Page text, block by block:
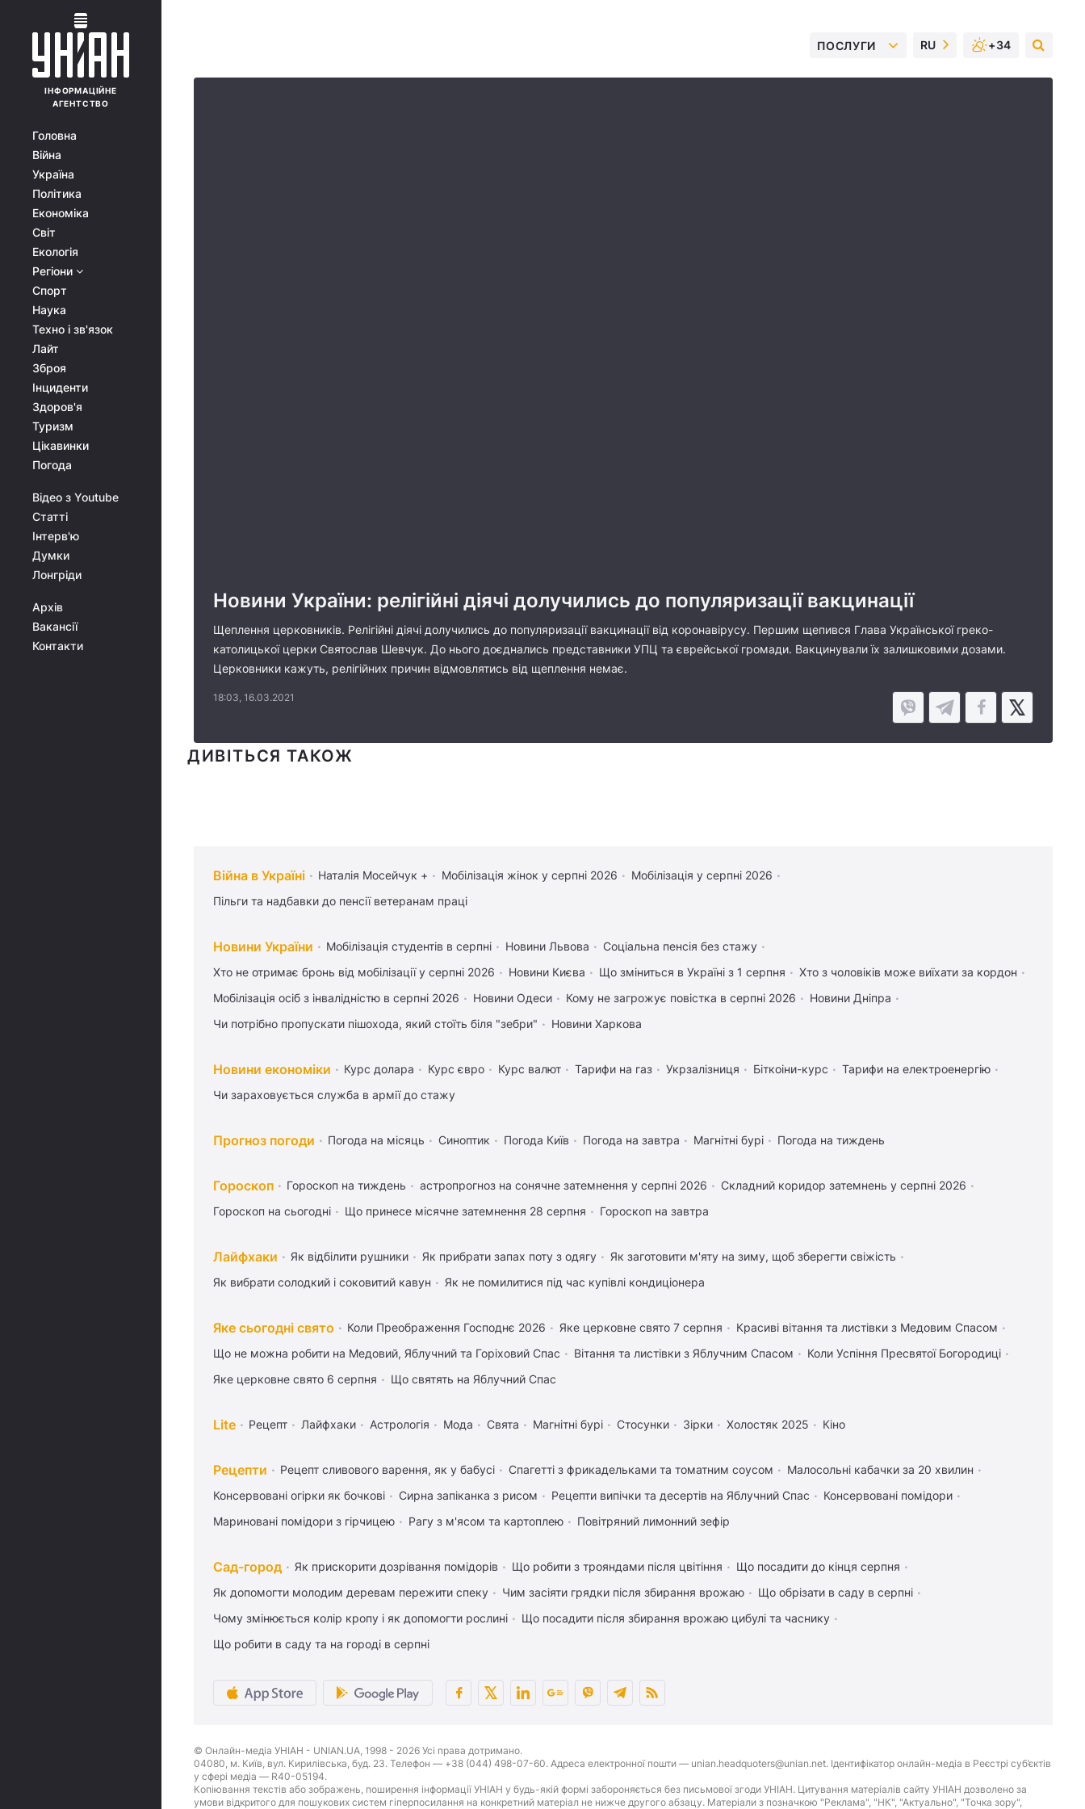
ІНФОРМАЦІЙНЕ
АГЕНТСТВО
Головна
Війна
Україна
Політика
Економіка
Світ
Екологія
Регіони
Спорт
Наука
Техно і зв'язок
Лайт
Зброя
Інциденти
Здоров'я
Туризм
Цікавинки
Погода
Відео з Youtube
Статті
Інтерв'ю
Думки
Лонгріди
Архів
Вакансії
Контакти
ПОСЛУГИ RU +34
Новини України: релігійні діячі долучились до популяризації вакцинації
Щеплення церковників. Релігійні діячі долучились до популяризації вакцинації від коронавірусу. Першим щепився Глава Української греко-
католицької церки Святослав Шевчук. До нього доєднались представники УПЦ та єврейської громади. Вакцинували їх залишковими дозами.
Церковники кажуть, релігійних причин відмовлятись від щеплення немає.
18:03, 16.03.2021
ДИВІТЬСЯ ТАКОЖ
Війна в Україні Наталія Мосейчук + Мобілізація жінок у серпні 2026
Мобілізація у серпні 2026
Пільги та надбавки до пенсії ветеранам праці
Новини України Мобілізація студентів в серпні Новини Львова
Соціальна пенсія без стажу
Хто не отримає бронь від мобілізації у серпні 2026
Новини Києва Що зміниться в Україні з 1 серпня
Хто з чоловіків може виїхати за кордон
Мобілізація осіб з інвалідністю в серпні 2026
Новини Одеси Кому не загрожує повістка в серпні 2026
Новини Дніпра
Чи потрібно пропускати пішохода, який стоїть біля "зебри"
Новини Харкова
Новини економіки Курс долара Курс євро Курс валют Тарифи на газ Укрзалізниця Біткоіни-курс
Тарифи на електроенергію
Чи зараховується служба в армії до стажу
Прогноз погоди Погода на місяць Синоптик Погода Київ Погода на завтра Магнітні бурі Погода на тиждень
Гороскоп Гороскоп на тиждень астропрогноз на сонячне затемнення у серпні 2026
Складний коридор затемнень у серпні 2026
Гороскоп на сьогодні
Що принесе місячне затемнення 28 серпня Гороскоп на завтра
Лайфхаки Як відбілити рушники Як прибрати запах поту з одягу
Як заготовити м'яту на зиму, щоб зберегти свіжість
Як вибрати солодкий і соковитий кавун
Як не помилитися під час купівлі кондиціонера
Яке сьогодні свято Коли Преображення Господнє 2026 Яке церковне свято 7 серпня
Красиві вітання та листівки з Медовим Спасом
Що не можна робити на Медовий, Яблучний та Горіховий Спас
Вітання та листівки з Яблучним Спасом
Коли Успіння Пресвятої Богородиці
Яке церковне свято 6 серпня
Що святять на Яблучний Спас
Lite Рецепт Лайфхаки Астрологія Мода Свята Магнітні бурі Стосунки Зірки Холостяк 2025 Кіно
Рецепти Рецепт сливового варення, як у бабусі Спагетті з фрикадельками та томатним соусом
Малосольні кабачки за 20 хвилин
Консервовані огірки як бочкові
Сирна запіканка з рисом Рецепти випічки та десертів на Яблучний Спас
Консервовані помідори
Мариновані помідори з гірчицею
Рагу з м'ясом та картоплею Повітряний лимонний зефір
Сад-город Як прискорити дозрівання помідорів Що робити з трояндами після цвітіння
Що посадити до кінця серпня
Як допомогти молодим деревам пережити спеку
Чим засіяти грядки після збирання врожаю
Що обрізати в саду в серпні
Чому змінюється колір кропу і як допомогти рослині
Що посадити після збирання врожаю цибулі та часнику
Що робити в саду та на городі в серпні
© Онлайн-медіа УНІАН - UNIAN.UA, 1998 - 2026 Усі права дотримано.
04080, м. Київ, вул. Кирилівська, буд. 23. Телефон — +38 (044) 498-07-60. Адреса електронної пошти — unian.headquoters@unian.net. Ідентифікатор онлайн-медіа в Реєстрі суб’єктів
у сфері медіа — R40-05194.
Копіювання текстів або зображень, поширення інформації УНІАН у будь-якій формі забороняється без письмової згоди УНІАН. Цитування матеріалів сайту УНІАН дозволено за
умови відкритого для пошукових систем гіперпосилання на конкретний матеріал не нижче другого абзацу. Матеріали з позначкою "Реклама", "НК", "Актуально", "Точка зору",